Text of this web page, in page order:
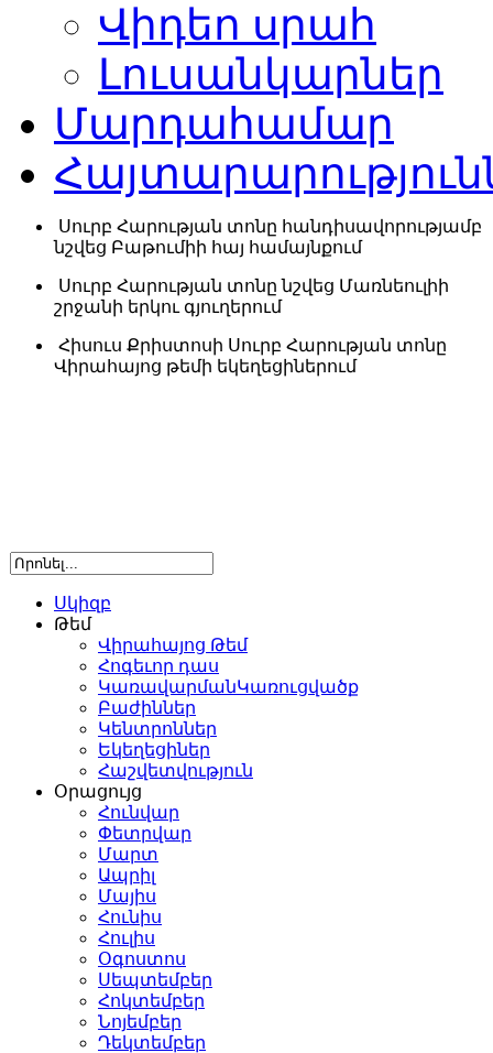
Վիդեո սրահ
Լուսանկարներ
Մարդահամար
Սուրբ Հարության տոնը հանդիսավորությամբ
նշվեց Բաթումիի հայ համայնքում
Սուրբ Հարության տոնը նշվեց Մառնեուլիի
շրջանի երկու գյուղերում
Հիսուս Քրիստոսի Սուրբ Հարության տոնը
Վիրահայոց թեմի եկեղեցիներում
Սկիզբ
Թեմ
Վիրահայոց Թեմ
Հոգեւոր դաս
ԿառավարմանԿառուցվածք
Բաժիններ
Կենտրոններ
Եկեղեցիներ
Հաշվետվություն
Օրացույց
Հունվար
Փետրվար
Մարտ
Ապրիլ
Մայիս
Հունիս
Հուլիս
Օգոստոս
Սեպտեմբեր
Հոկտեմբեր
Նոյեմբեր
Դեկտեմբեր